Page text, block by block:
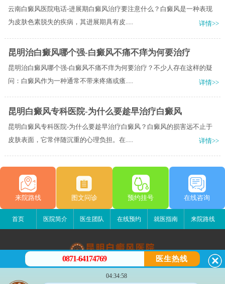
云南白癜风医院电话-进展期白癜风治疗要注意什么？白癜风是一种表现
为皮肤色素脱失的疾病，其进展期具有皮.....
详情>>
昆明治白癜风哪个强-白癜风不痛不痒为何要治疗
昆明治白癜风哪个强-白癜风不痛不痒为何要治疗？不少人存在这样的疑
问：白癜风作为一种通常不带来疼痛或瘙.....
详情>>
昆明白癜风专科医院-为什么要趁早治疗白癜风
昆明白癜风专科医院-为什么要趁早治疗白癜风？白癜风的损害远不止于
皮肤表面，它常伴随沉重的心理负担。在.....
详情>>
来院路线 图文问诊 预约挂号 在线咨询
首页 医院简介 医生团队 在线预约 就医指南 来院路线
昆明白癜风医院
昆明市五华区护国路2号
0871-64174769 医生热线
04:34:58